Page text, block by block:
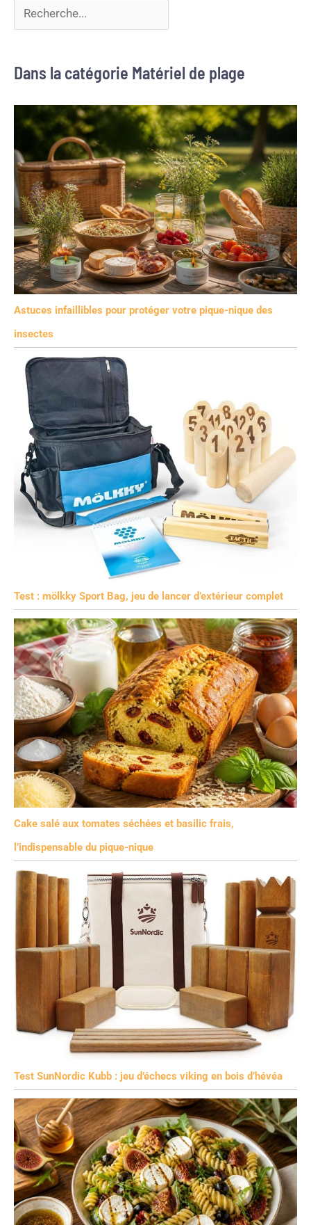
Dans la catégorie Matériel de plage
Astuces infaillibles pour protéger votre pique-nique des
insectes
Test : mölkky Sport Bag, jeu de lancer d’extérieur complet
Cake salé aux tomates séchées et basilic frais,
l’indispensable du pique-nique
Test SunNordic Kubb : jeu d’échecs viking en bois d’hévéa